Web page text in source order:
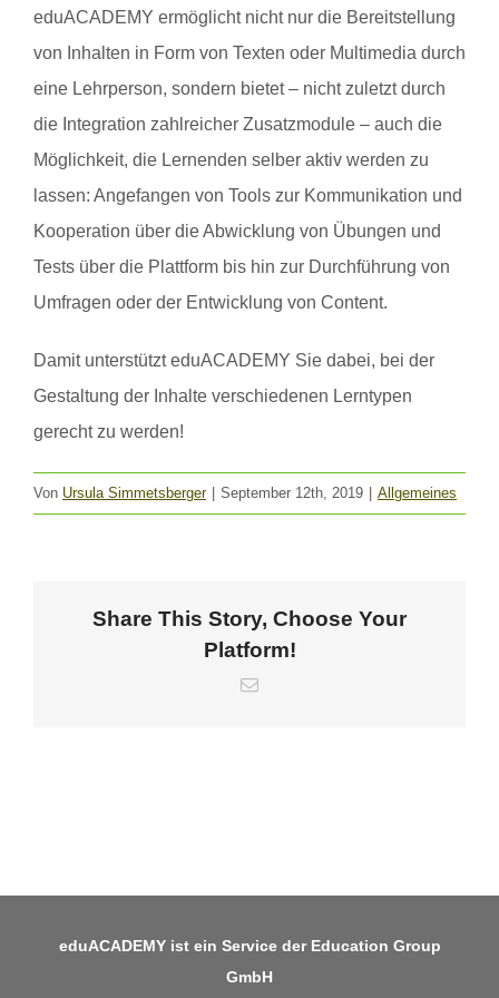
eduACADEMY ermöglicht nicht nur die Bereitstellung
von Inhalten in Form von Texten oder Multimedia durch
eine Lehrperson, sondern bietet – nicht zuletzt durch
die Integration zahlreicher Zusatzmodule – auch die
Möglichkeit, die Lernenden selber aktiv werden zu
lassen: Angefangen von Tools zur Kommunikation und
Kooperation über die Abwicklung von Übungen und
Tests über die Plattform bis hin zur Durchführung von
Umfragen oder der Entwicklung von Content.
Damit unterstützt eduACADEMY Sie dabei, bei der
Gestaltung der Inhalte verschiedenen Lerntypen
gerecht zu werden!
Von Ursula Simmetsberger September 12th, 2019 Allgemeines
Share This Story, Choose Your
Platform!
E-
eduACADEMY ist ein Service der Education Group
GmbH